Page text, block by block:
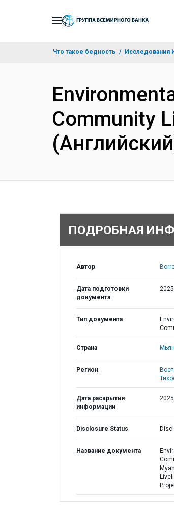
Что такое бедность Исследования
Community
ПОДРОБНАЯ
Автор
Дата подготовки
документа
Тип документа
Страна
Регион
Дата раскрытия
информации
Disclosure Status
Название документа